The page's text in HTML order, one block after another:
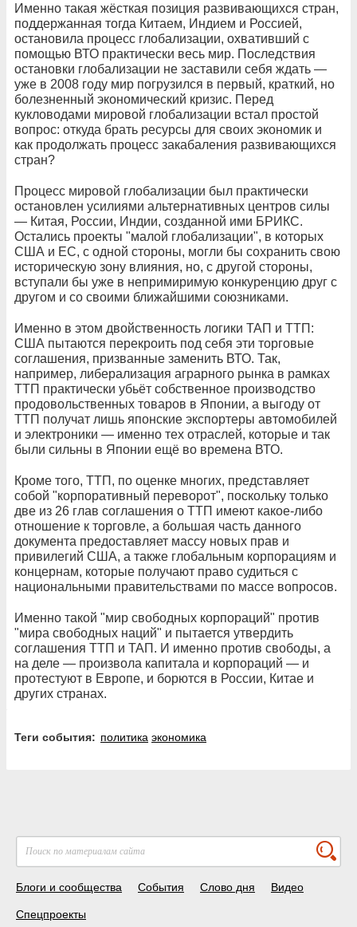
Именно такая жёсткая позиция развивающихся стран,
поддержанная тогда Китаем, Индием и Россией,
остановила процесс глобализации, охвативший с
помощью ВТО практически весь мир. Последствия
остановки глобализации не заставили себя ждать —
уже в 2008 году мир погрузился в первый, краткий, но
болезненный экономический кризис. Перед
кукловодами мировой глобализации встал простой
вопрос: откуда брать ресурсы для своих экономик и
как продолжать процесс закабаления развивающихся
стран?
Процесс мировой глобализации был практически
остановлен усилиями альтернативных центров силы
— Китая, России, Индии, созданной ими БРИКС.
Остались проекты "малой глобализации", в которых
США и ЕС, с одной стороны, могли бы сохранить свою
историческую зону влияния, но, с другой стороны,
вступали бы уже в непримиримую конкуренцию друг с
другом и со своими ближайшими союзниками.
Именно в этом двойственность логики ТАП и ТТП:
США пытаются перекроить под себя эти торговые
соглашения, призванные заменить ВТО. Так,
например, либерализация аграрного рынка в рамках
ТТП практически убьёт собственное производство
продовольственных товаров в Японии, а выгоду от
ТТП получат лишь японские экспортеры автомобилей
и электроники — именно тех отраслей, которые и так
были сильны в Японии ещё во времена ВТО.
Кроме того, ТТП, по оценке многих, представляет
собой "корпоративный переворот", поскольку только
две из 26 глав соглашения о ТТП имеют какое-либо
отношение к торговле, а большая часть данного
документа предоставляет массу новых прав и
привилегий США, а также глобальным корпорациям и
концернам, которые получают право судиться с
национальными правительствами по массе вопросов.
Именно такой "мир свободных корпораций" против
"мира свободных наций" и пытается утвердить
соглашения ТТП и ТАП. И именно против свободы, а
на деле — произвола капитала и корпораций — и
протестуют в Европе, и борются в России, Китае и
других странах.
Теги события: политика экономика
Блоги и сообщества События Слово дня Видео
Спецпроекты